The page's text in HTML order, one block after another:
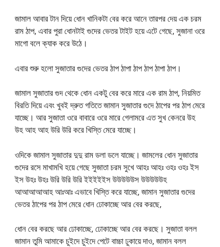
জামাল আবার টান দিয়ে ধোন খানিকটা বের করে আনে তারপর দেয় এক চরম
রাম ঠাপ, এবার পুরা ধোনটাই গুদের ভেতর টাইট হয়ে এটে গেছে, সুজানা ওরে
মাগো বলে ক্যাক করে উঠে।
এবার শুরু হলো সুজাতার গুদের ভেতর ঠাপ ঠাপা ঠাপ ঠাপ ঠাপা ঠাপ।
জামাল সুজাতার গুদ থেকে ধোন একটু বের করে মারে এক রাম ঠাপ, নিয়মিত
বিরতি দিয়ে এবং খুবই দ্রুত গতিতে জামান সুজাতার গুদে ঠাপের পর ঠাপ মেরে
যাচ্ছে। আর সুজাতা ওরে বাবারে ওরে মারে গেলামরে এত সুখ কেনরে উহ
উহ আহ আহ উরি উরি করে খিস্তি মেরে যাচ্ছে।
ওদিকে জামাল সুজাতার দুদু রাম ডলা ডলে যাচ্ছে। জামলের ধোন সুজাতার
গুদের রসে মাখামখি হয়ে গেছে সুজাতা চরম সুখে আহঃ আহঃ ওহঃ ওহঃ ইস
ইস উহঃ উহঃ উরি উরি উরি ইইইইইস উউউউউস উউউউউহ
আআআআআহ আঃআঃ এভাবে খিস্তি করে যাচ্ছে, জামান সুজাতার গুদের
ভেতর ঠাপের পর ঠাপ মেরে ধোন ঢোকাচ্ছে আর বের করছে,
ধোন বের করছে আর ঢোকাচ্ছে, ঢোকাচ্ছে আর বের করছে। সুজাতা বলল
জামান তুমি আমাকে চুইদে চুইদে পেটে বাচ্চা ঢুকায়ে দাও, জামান বলল